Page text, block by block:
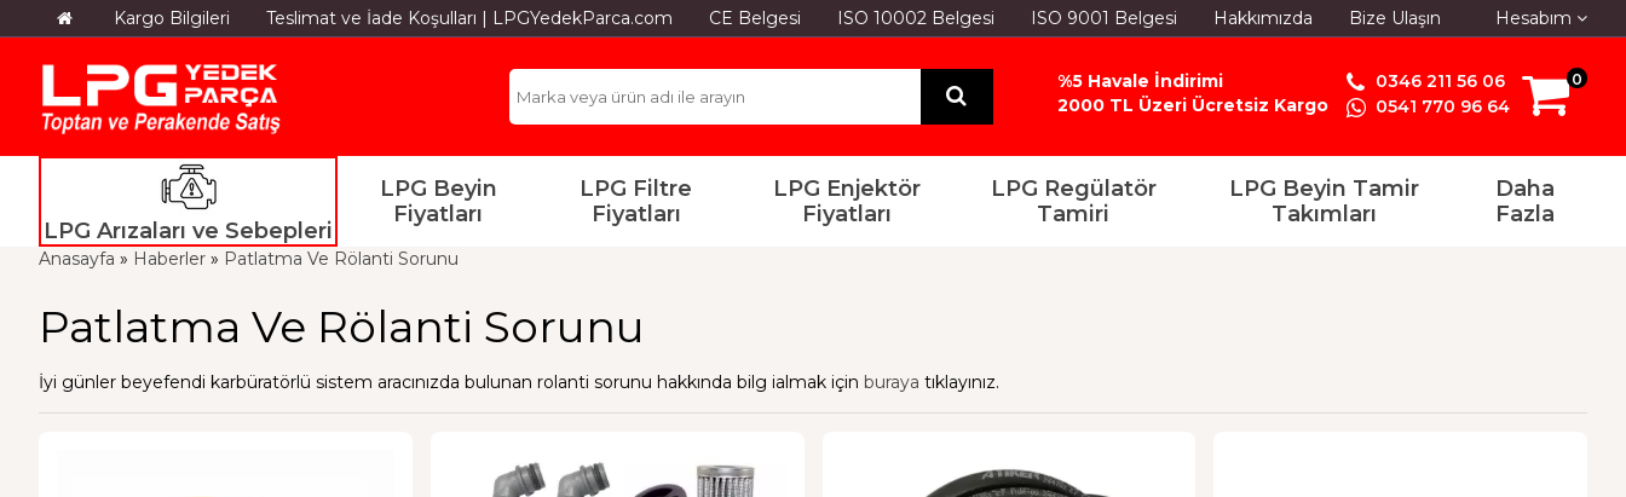
Kargo Bilgileri Teslimat ve İade Koşulları | LPGYedekParca.com CE Belgesi ISO 10002 Belgesi ISO 9001 Belgesi Hakkımızda Bize Ulaşın Hesabım
%5 Havale İndirimi
2000 TL Üzeri Ücretsiz Kargo
0346 211 56 06
0541 770 96 64
0
LPG Arızaları ve Sebepleri
LPG Beyin
Fiyatları
LPG Filtre
Fiyatları
LPG Enjektör
Fiyatları
LPG Regülatör
Tamiri
LPG Beyin Tamir
Takımları
Daha
Fazla
Anasayfa » Haberler » Patlatma Ve Rölanti Sorunu
Patlatma Ve Rölanti Sorunu
İyi günler beyefendi karbüratörlü sistem aracınızda bulunan rolanti sorunu hakkında bilg ialmak için buraya tıklayınız.